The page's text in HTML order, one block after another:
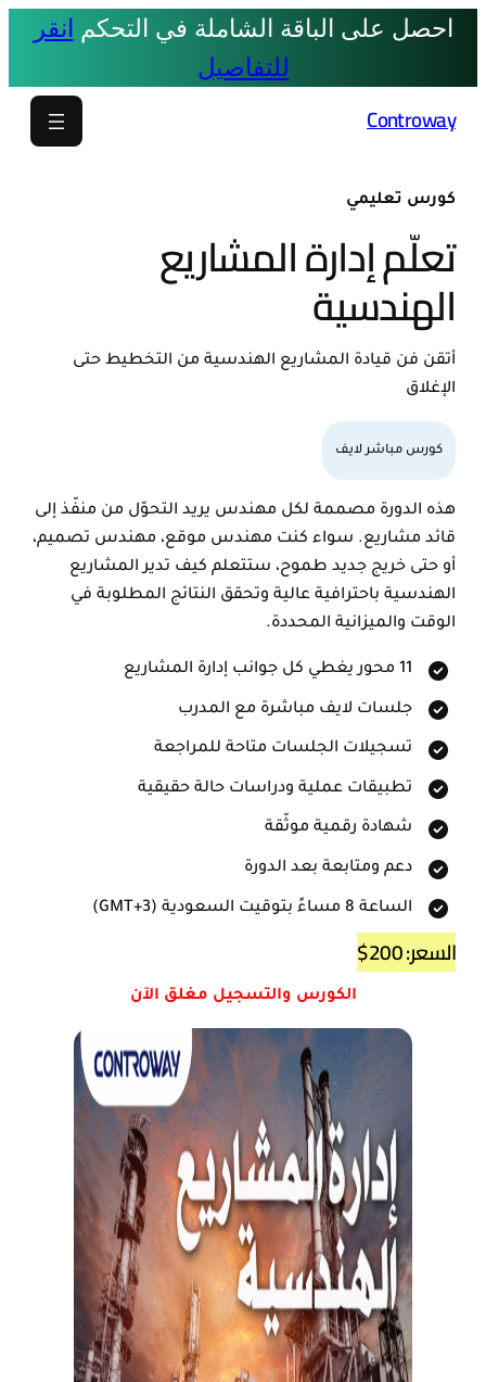
تخطىاحصل على الباقة الشاملة في التحكم انقر
للتفاصيل
Controway
كورس تعليمي
تعلّم إدارة المشاريع
الهندسية
أتقن فن قيادة المشاريع الهندسية من التخطيط حتى
الإغلاق
كورس مباشر لايف
هذه الدورة مصممة لكل مهندس يريد التحوّل من منفّذ إلى
قائد مشاريع. سواء كنت مهندس موقع، مهندس تصميم،
أو حتى خريج جديد طموح، ستتعلم كيف تدير المشاريع
الهندسية باحترافية عالية وتحقق النتائج المطلوبة في
الوقت والميزانية المحددة.
11 محور يغطي كل جوانب إدارة المشاريع
جلسات لايف مباشرة مع المدرب
تسجيلات الجلسات متاحة للمراجعة
تطبيقات عملية ودراسات حالة حقيقية
شهادة رقمية موثّقة
دعم ومتابعة بعد الدورة
الساعة 8 مساءً بتوقيت السعودية (GMT+3)
السعر: $200
الكورس والتسجيل مغلق الآن